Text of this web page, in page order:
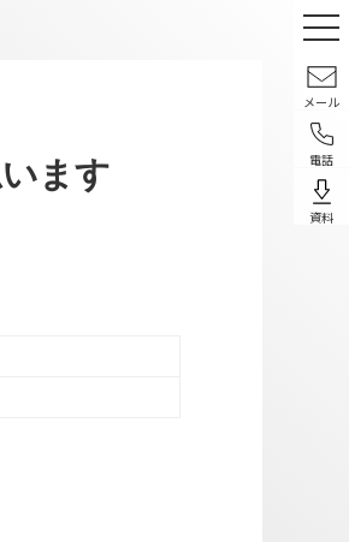
メール
電話
資料
ます